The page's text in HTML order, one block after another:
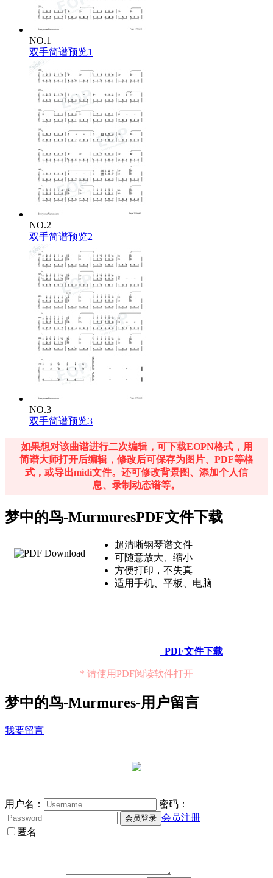
NO.1
双手简谱预览1
NO.2
双手简谱预览2
NO.3
双手简谱预览3
如果想对该曲谱进行二次编辑，可下载EOPN格式，用
简谱大师打开后编辑，修改后可保存为图片、PDF等格
式，或导出midi文件。还可修改背景图、添加个人信
息、录制动态谱等。
梦中的鸟-MurmuresPDF文件下载
超清晰钢琴谱文件
可随意放大、缩小
方便打印，不失真
适用手机、平板、电脑
PDF文件下载
* 请使用PDF阅读软件打开
梦中的鸟-Murmures-用户留言
我要留言
用户名：
密码：
会员注册
匿名